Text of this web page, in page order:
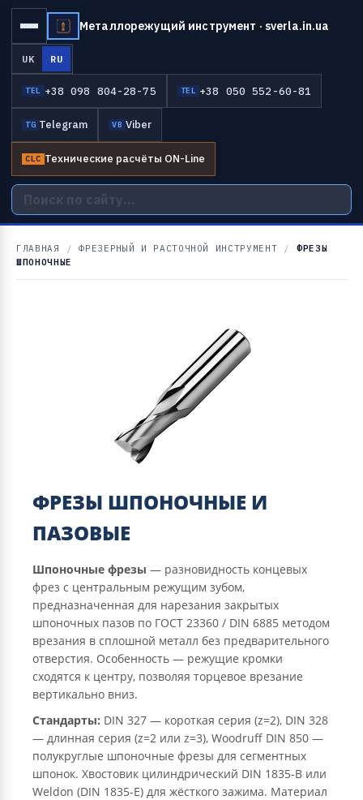
Металлорежущий инструмент · sverla.in.ua
UK RU
TEL +38 098 804-28-75 TEL +38 050 552-60-81
TG Telegram VB Viber
CLC Технические расчёты ON-Line
ГЛАВНАЯ / ФРЕЗЕРНЫЙ И РАСТОЧНОЙ ИНСТРУМЕНТ /
ФРЕЗЫ
ШПОНОЧНЫЕ
ФРЕЗЫ ШПОНОЧНЫЕ И
ПАЗОВЫЕ
Шпоночные фрезы — разновидность концевых
фрез с центральным режущим зубом,
предназначенная для нарезания закрытых
шпоночных пазов по ГОСТ 23360 / DIN 6885 методом
врезания в сплошной металл без предварительного
отверстия. Особенность — режущие кромки
сходятся к центру, позволяя торцевое врезание
вертикально вниз.
Стандарты: DIN 327 — короткая серия (z=2), DIN 328
— длинная серия (z=2 или z=3), Woodruff DIN 850 —
полукруглые шпоночные фрезы для сегментных
шпонок. Хвостовик цилиндрический DIN 1835-B или
Weldon (DIN 1835-E) для жёсткого зажима. Материал